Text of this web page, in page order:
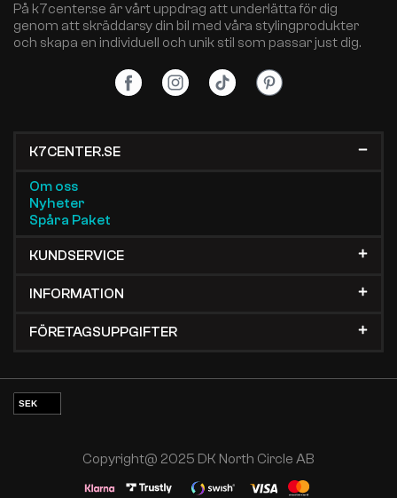
På k7center.se är vårt uppdrag att underlätta för dig
genom att skräddarsy din bil med våra stylingprodukter
och skapa en individuell och unik stil som passar just dig.
K7CENTER.SE
Om oss
Nyheter
Spåra Paket
KUNDSERVICE
INFORMATION
FÖRETAGSUPPGIFTER
SEK
Copyright@ 2025 DK North Circle AB